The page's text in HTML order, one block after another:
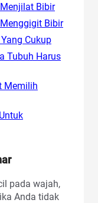
Bibir
Bibir
Cukup
Tubuh Harus
Memilih
pada wajah,
Anda tidak